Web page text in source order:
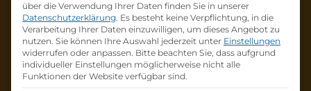
TRUMPF Maschinen Austria GmbH & Co. KG
ist schonbesetzt.
Firmenprofil besuchen
über die Verwendung Ihrer Daten finden Sie in unserer
Datenschutzerklärung. Es besteht keine Verpflichtung, in die
Verarbeitung Ihrer Daten einzuwilligen, um dieses Angebot zu
nutzen. Sie können Ihre Auswahl jederzeit unter Einstellungen
widerrufen oder anpassen. Bitte beachten Sie, dass aufgrund
individueller Einstellungen möglicherweise nicht alle
Funktionen der Website verfügbar sind.